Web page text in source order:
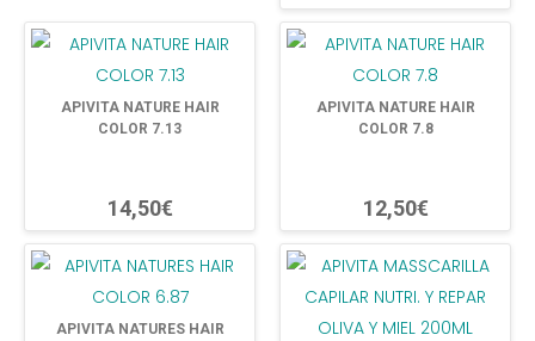
APIVITA NATURE HAIR
COLOR 7.13
14,50€
APIVITA NATURE HAIR
COLOR 7.8
12,50€
APIVITA NATURES HAIR